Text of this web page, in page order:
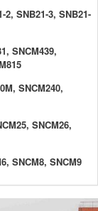
SNB21-3, SNB21-
SNCM439,
SNCM240,
SNCM26,
SNCM8, SNCM9